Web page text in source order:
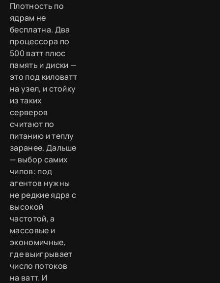
Плотность по
ядрам не
бесплатна. Два
процессора по
500 ватт плюс
память и диски —
это под киловатт
на узел, и стойку
из таких
серверов
считают по
питанию и теплу
заранее. Дальше
— выбор самих
чипов: под
агентов нужны
не редкие ядра с
высокой
частотой, а
массовые и
экономичные,
где выигрывает
число потоков
на ватт. И